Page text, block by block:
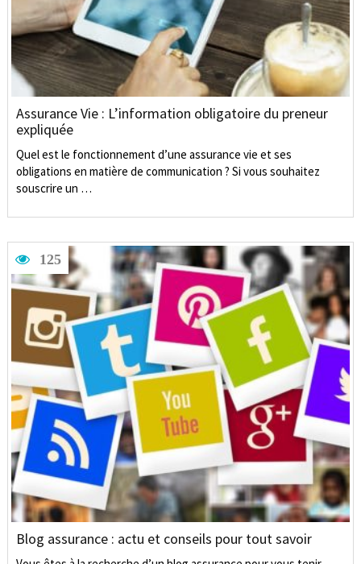
Assurance Vie : L’information obligatoire du preneur
expliquée
Quel est le fonctionnement d’une assurance vie et ses
obligations en matière de communication ? Si vous souhaitez
souscrire un …
125
Blog assurance : actu et conseils pour tout savoir